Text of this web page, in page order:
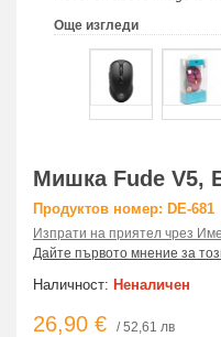
Още изгледи
Мишка Fude V5,
Продуктов номер: DE-681
Изпрати на приятел чрез
Дайте първото мнение за
Наличност: Неналичен
26,90 € / 52,61 лв